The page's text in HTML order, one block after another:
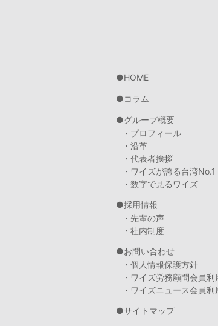
HOME
コラム
グループ概要
・プロフィール
・沿革
・代表者挨拶
・ワイズが誇る台湾No.1
・数字で見るワイズ
採用情報
・先輩の声
・社内制度
お問い合わせ
・個人情報保護方針
・ワイズ労務顧問会員利
・ワイズニュース会員利
サイトマップ